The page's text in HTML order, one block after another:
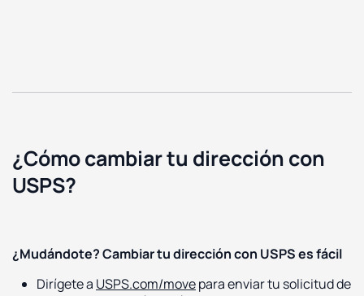
¿Cómo cambiar tu dirección con
USPS?
¿Mudándote? Cambiar tu dirección con USPS es fácil
Dirígete a USPS.com/movepara enviar tu solicitud de